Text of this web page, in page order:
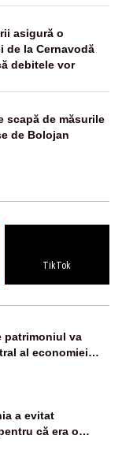
asigură o
de la Cernavodă
debitele vor
scapă de măsurile
de Bolojan
TikTok
patrimoniul va
al economiei
a evitat
că era o
și fondurile de